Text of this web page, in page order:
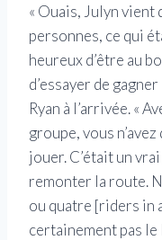
« Ouais, Julyn vient
personnes, ce qui
heureux d’être au
d’essayer de
Ryan à l’arrivée. «
groupe, vous
jouer. C’était un
remonter la route.
ou quatre [riders in
certainement pas